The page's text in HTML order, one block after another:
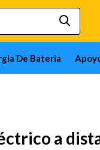
De Bateria
a